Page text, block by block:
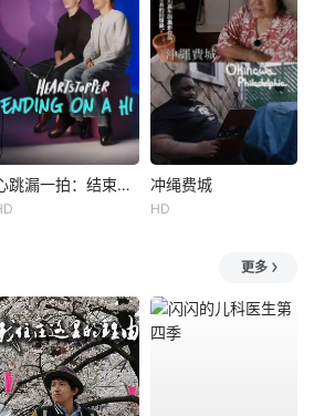
心跳漏一拍：结束在一声嗨 冲绳费城
HD
更多